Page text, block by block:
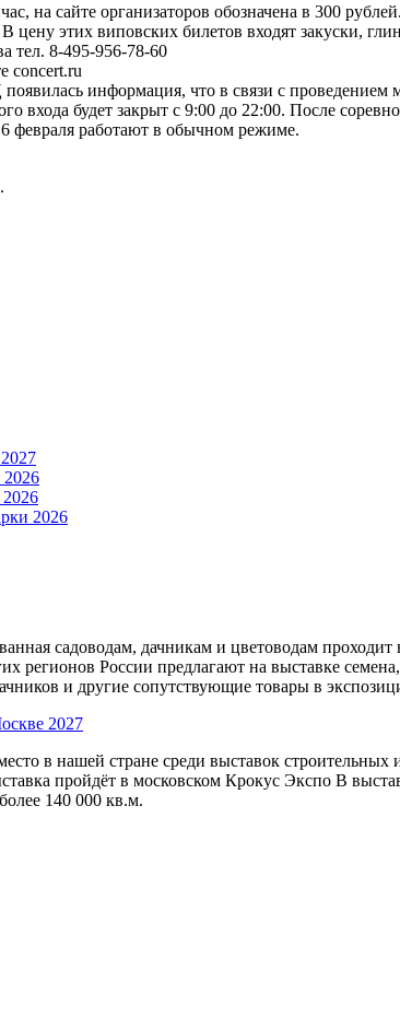
на сайте организаторов обозначена в 300
этих виповских билетов входят закуски,
тел. 8-495-956-78-60
concert.ru
информация, что в связи с проведением
входа будет закрыт с 9:00 до 22:00. После
февраля работают в обычном режиме.
2026
2026
садоводам, дачникам и цветоводам
регионов России предлагают на выставке
и другие сопутствующие товары в
2027
в нашей стране среди выставок
пройдёт в московском Крокус Экспо В
140 000 кв.м.